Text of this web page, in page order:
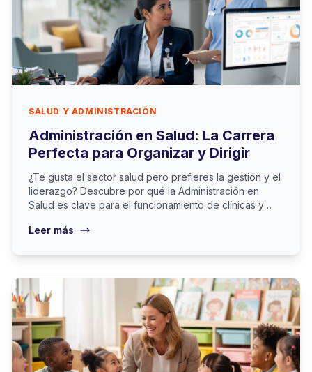
SALUD Y ADMINISTRACIÓN
Administración en Salud: La Carrera
Perfecta para Organizar y Dirigir
¿Te gusta el sector salud pero prefieres la gestión y el
liderazgo? Descubre por qué la Administración en
Salud es clave para el funcionamiento de clínicas y
Leer más